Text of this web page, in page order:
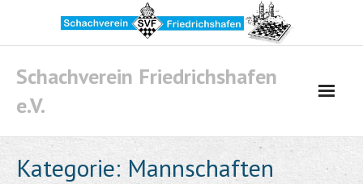
content
Schachverein Friedrichshafen
e.V.
Kategorie: Mannschaften